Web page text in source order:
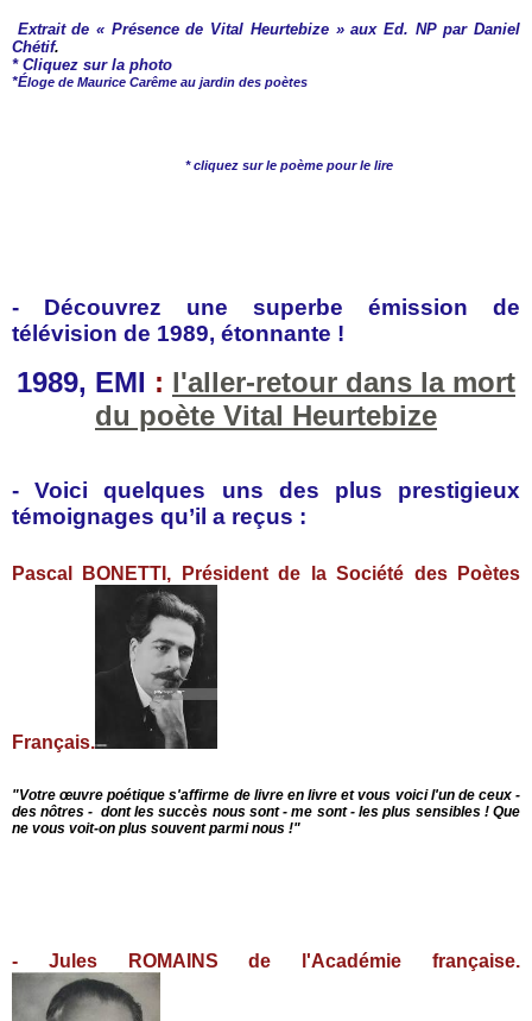
Extrait de « Présence de Vital Heurtebize » aux Ed. NP par Daniel
Chétif.
* Cliquez sur la photo
*Éloge de Maurice Carême au jardin des poètes
* cliquez sur le poème pour le lire
- Découvrez une superbe émission de
télévision de 1989, étonnante !
1989, EMI : l'aller-retour dans la mort
du poète Vital Heurtebize
- Voici quelques uns des plus prestigieux
témoignages qu’il a reçus :
Pascal BONETTI, Président de la Société des Poètes
Français.
"Votre œuvre poétique s'affirme de livre enlivreet vous voici l'un de ceux -
des nôtres - dontles succès nous sont-me sont-les plus sensibles ! Que
ne vous voit-on plus souventparminous !"
- Jules ROMAINS de l'Académie française.